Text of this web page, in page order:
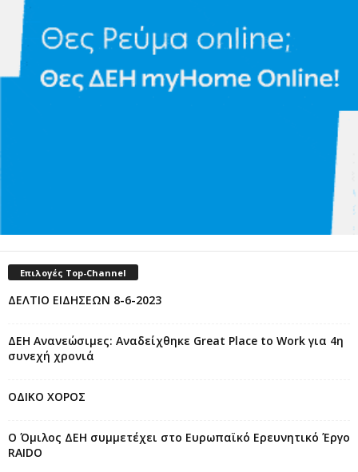
Επιλογές Top-Channel
ΔΕΛΤΙΟ ΕΙΔΗΣΕΩΝ 8-6-2023
ΔΕΗ Ανανεώσιμες: Αναδείχθηκε Great Place to Work για 4η
συνεχή χρονιά
ΟΔΙΚΟ ΧΟΡΟΣ
Ο Όμιλος ΔΕΗ συμμετέχει στο Ευρωπαϊκό Ερευνητικό Έργο
RAIDO